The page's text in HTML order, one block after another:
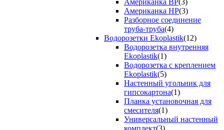
Американка ВР(3)
Американка НР(3)
Разборное соединение
труба-труба(4)
Водорозетки Ekoplastik(12)
Водорозетка внутренняя
Ekoplastik(1)
Водорозетка с креплением
Ekoplastik(5)
Настенный угольник для
гипсокартона(1)
Планка установочная для
смесителя(1)
Универсальный настенный